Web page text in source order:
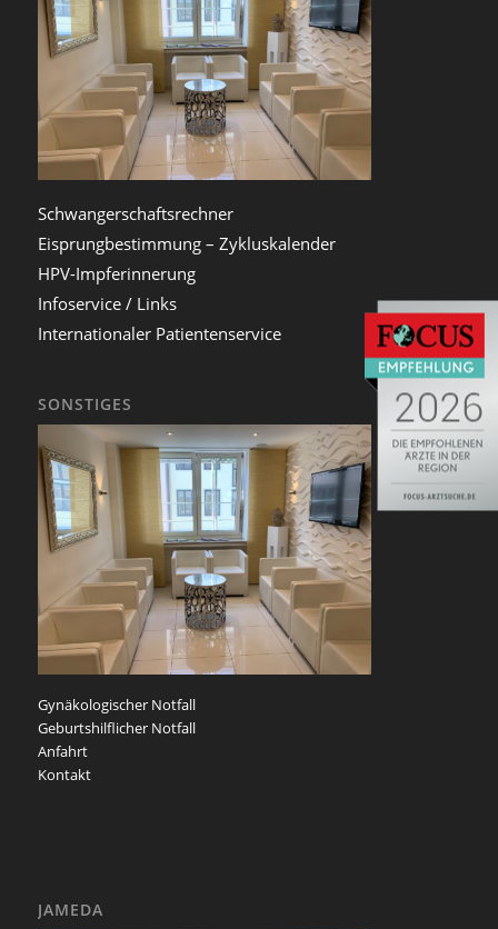
Schwangerschaftsrechner
Eisprungbestimmung – Zykluskalender
HPV-Impferinnerung
Infoservice / Links
Internationaler Patientenservice
SONSTIGES
Gynäkologischer Notfall
Geburtshilflicher Notfall
Anfahrt
Kontakt
JAMEDA